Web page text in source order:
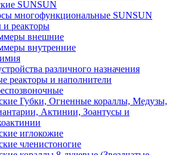
SUNSUN
многофункциональные SUNSUN
реакторы
внешние
внутренние
различного назначения
реакторы и наполнители
Губки, Огненные кораллы, Медузы,
Актинии, Зоантусы и
иглокожие
членистоногие